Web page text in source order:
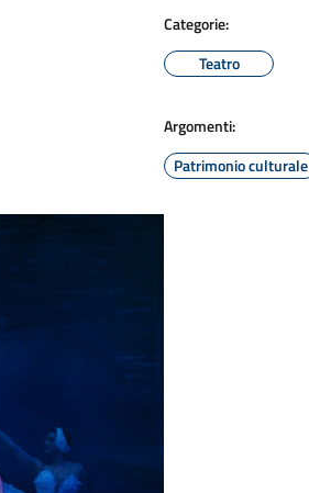
Categorie:
Teatro
Argomenti:
Patrimonio culturale